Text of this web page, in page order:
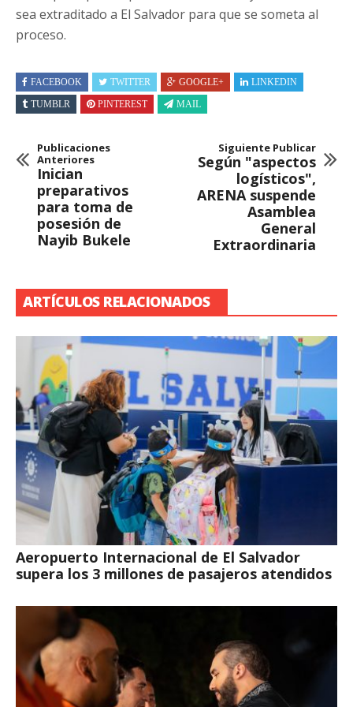
sea extraditado a El Salvador para que se someta al
proceso.
FACEBOOK TWITTER GOOGLE+
LINKEDIN
TUMBLR
PINTEREST MAIL
Publicaciones
Anteriores
Inician
preparativos
para toma de
posesión de
Nayib Bukele
Siguiente Publicar
Según "aspectos
logísticos",
ARENA suspende
Asamblea
General
Extraordinaria
ARTÍCULOS RELACIONADOS
Aeropuerto Internacional de El Salvador
supera los 3 millones de pasajeros atendidos